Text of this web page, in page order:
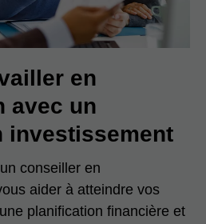
en
avec un
investissement
conseiller en
aider à atteindre vos
planification financière et